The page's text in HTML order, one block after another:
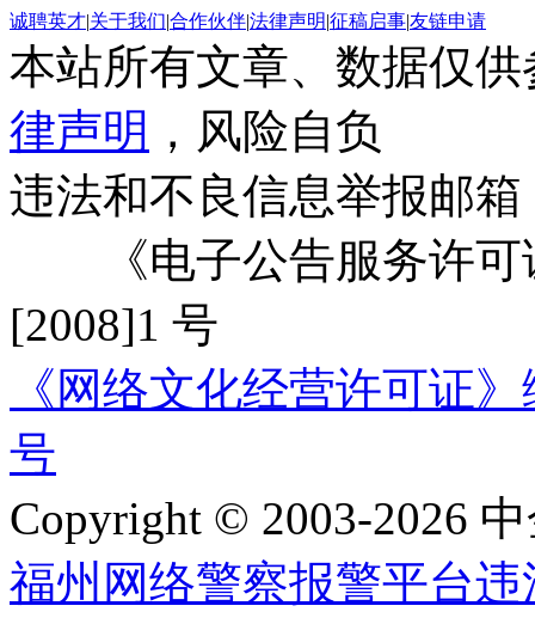
诚聘英才|关于我们|合作伙伴|法律声明|征稿启事|友链申请
本站所有文章、数据仅
律声明 ，风险自负
违法和不良信息举报邮箱
《电子公告服务许可
[2008]1 号
《网络文化经营许可证
号
Copyright © 2003-2026
福州网络警察报警平台违